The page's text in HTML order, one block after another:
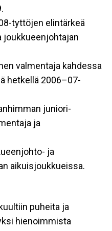
tyttöjen elintärkeä
joukkueenjohtajan
valmentaja kahdessa
hetkellä 2006–07-
juniori-
ja
ja
aikuisjoukkueissa.
puheita ja
hienoimmista